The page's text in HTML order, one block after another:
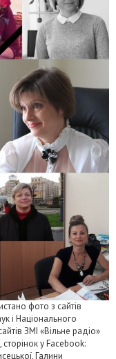
фото з сайтів
і Національного
ЗМІ «Вільне радіо»
сторінок у Facebook:
Галини